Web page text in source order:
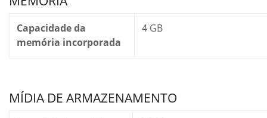
Capacidade da
memória incorporada
4 GB
MÍDIA DE ARMAZENAMENTO